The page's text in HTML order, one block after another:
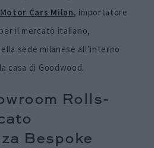
Cars Milan, importatore
il mercato italiano,
sede milanese all’interno
casa di Goodwood.
Rolls-
Bespoke